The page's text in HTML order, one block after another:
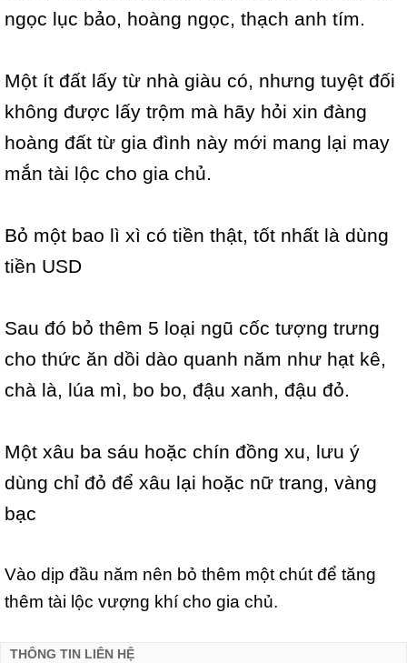
ngọc lục bảo, hoàng ngọc, thạch anh tím.
Một ít đất lấy từ nhà giàu có, nhưng tuyệt đối
không được lấy trộm mà hãy hỏi xin đàng
hoàng đất từ gia đình này mới mang lại may
mắn tài lộc cho gia chủ.
Bỏ một bao lì xì có tiền thật, tốt nhất là dùng
tiền USD
Sau đó bỏ thêm 5 loại ngũ cốc tượng trưng
cho thức ăn dồi dào quanh năm như hạt kê,
chà là, lúa mì, bo bo, đậu xanh, đậu đỏ.
Một xâu ba sáu hoặc chín đồng xu, lưu ý
dùng chỉ đỏ để xâu lại hoặc nữ trang, vàng
bạc
Vào dịp đầu năm nên bỏ thêm một chút để tăng
thêm tài lộc vượng khí cho gia chủ.
THÔNG TIN LIÊN HỆ